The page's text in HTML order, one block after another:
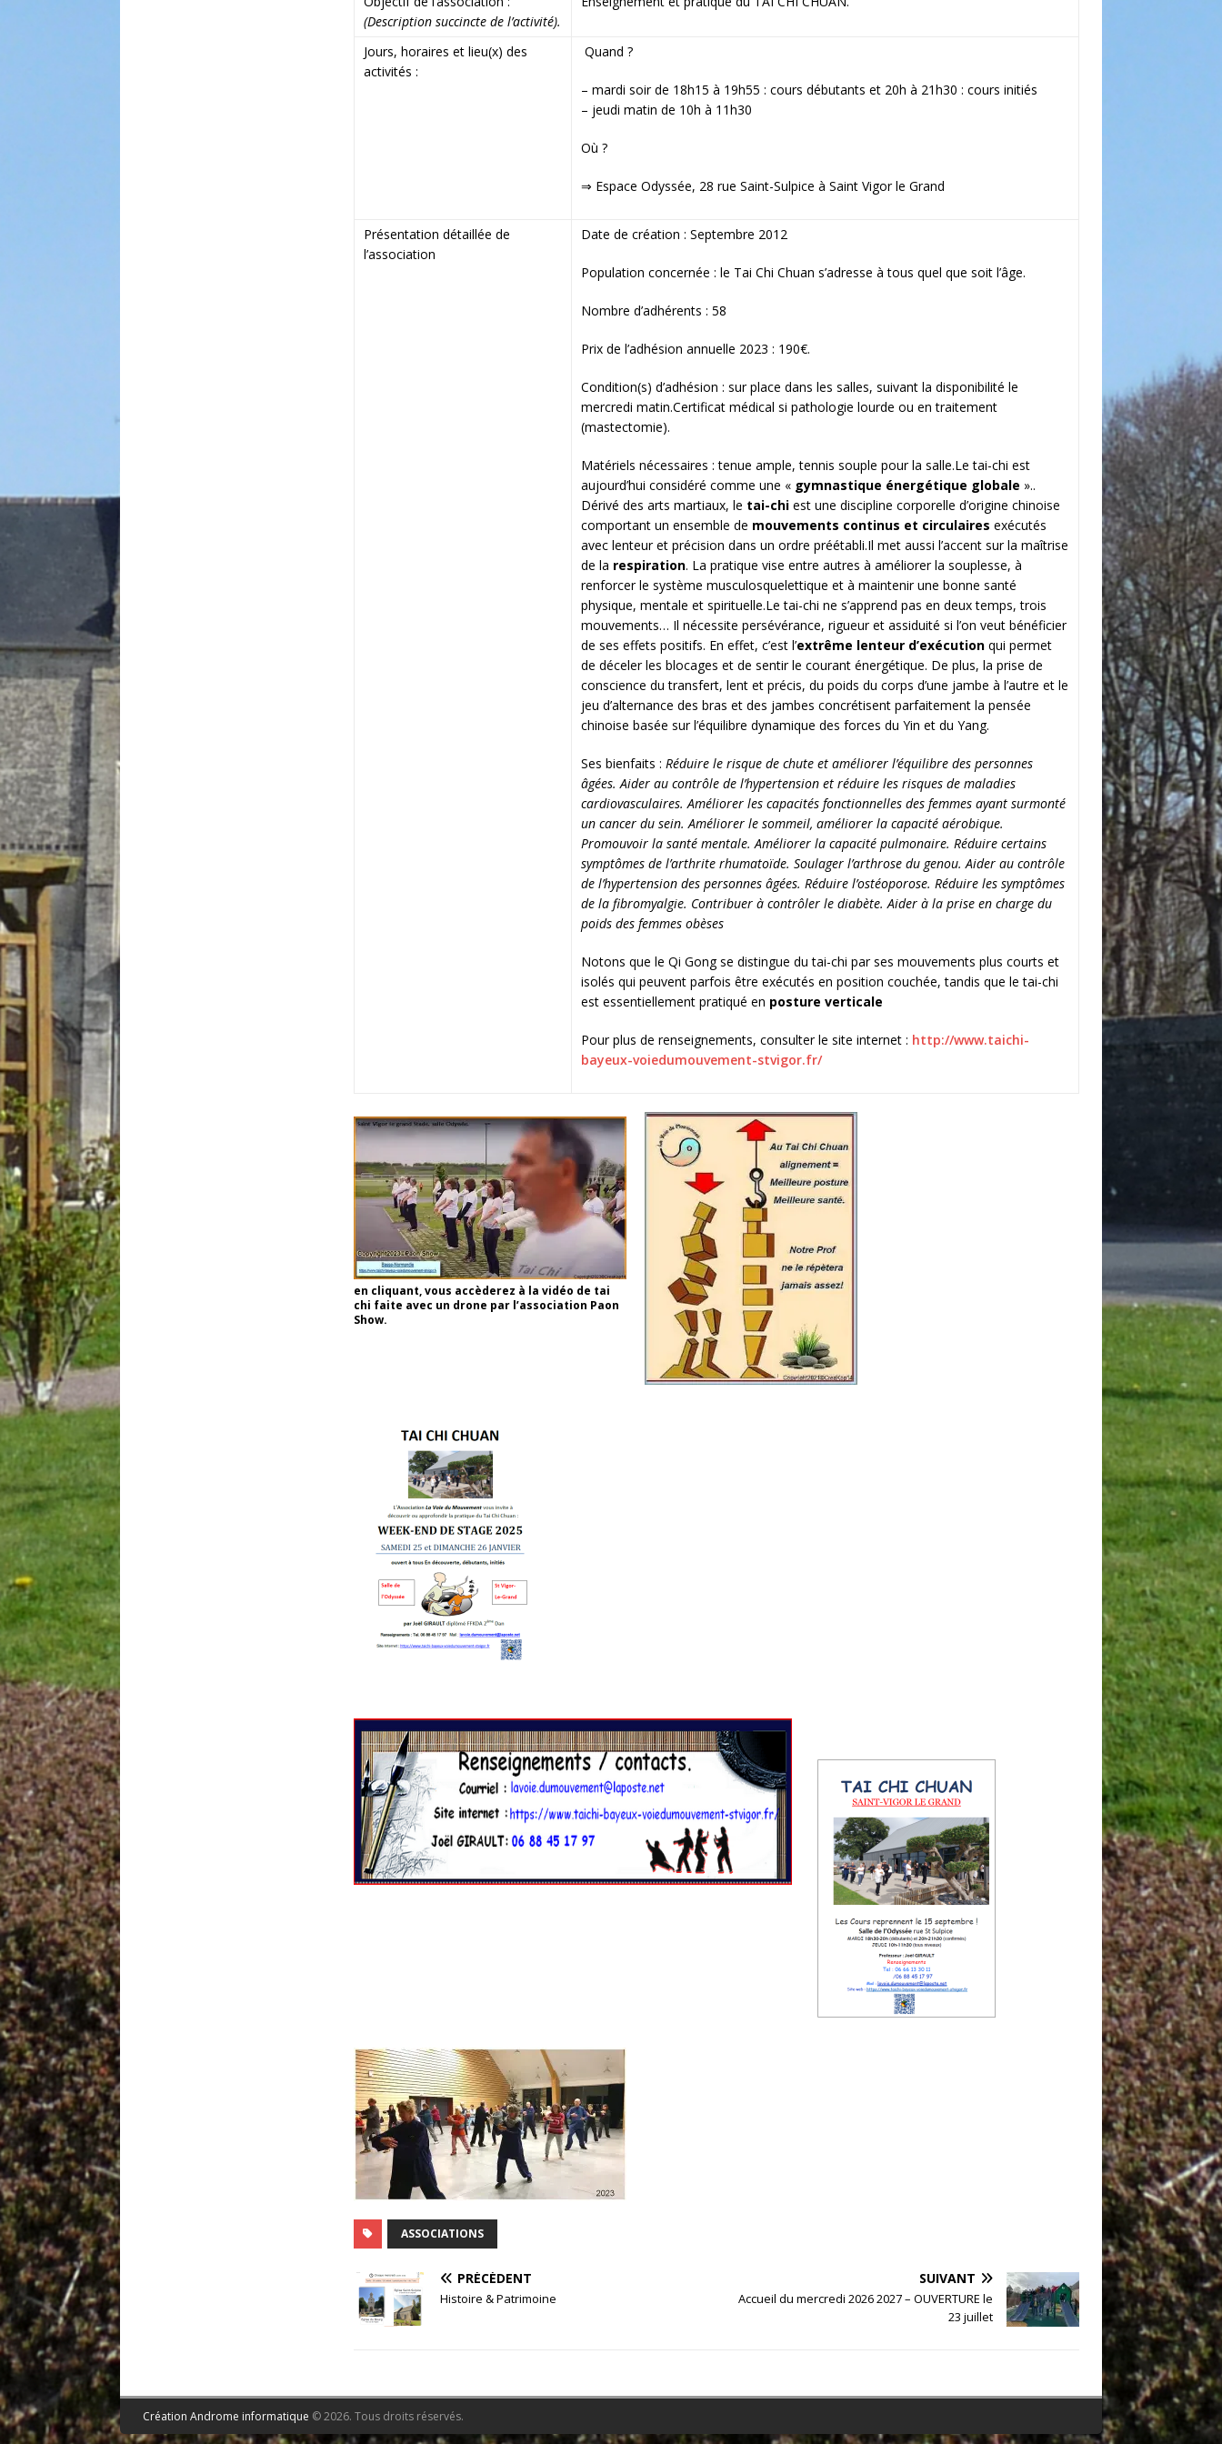
(Description succincte de l’activité).
Jours, horaires et lieu(x) des
activités :
Quand ?
– mardi soir de 18h15 à 19h55 : cours débutants et 20h à 21h30 : cours initiés
– jeudi matin de 10h à 11h30
Où ?
⇒ Espace Odyssée, 28 rue Saint-Sulpice à Saint Vigor le Grand
Présentation détaillée de
l’association
Date de création : Septembre 2012
Population concernée : le Tai Chi Chuan s’adresse à tous quel que soit l’âge.
Nombre d’adhérents : 58
Prix de l’adhésion annuelle 2023 : 190€.
Condition(s) d’adhésion : sur place dans les salles, suivant la disponibilité le
mercredi matin.Certificat médical si pathologie lourde ou en traitement
(mastectomie).
Matériels nécessaires : tenue ample, tennis souple pour la salle.Le tai-chi est
aujourd’hui considéré comme une « gymnastique énergétique globale »..
Dérivé des arts martiaux, le tai-chiest une discipline corporelle d’origine chinoise
comportant un ensemble de mouvements continus et circulaires exécutés
avec lenteur et précision dans un ordre préétabli.Il met aussi l’accent sur la maîtrise
de la respiration. La pratique vise entre autres à améliorer la souplesse, à
renforcer le système musculosquelettique et à maintenir une bonne santé
physique, mentale et spirituelle.Le tai-chi ne s’apprend pas en deux temps, trois
mouvements… Il nécessite persévérance, rigueur et assiduité si l’on veut bénéficier
de ses effets positifs. En effet, c’est l’extrême lenteur d’exécutionqui permet
de déceler les blocages et de sentir le courant énergétique. De plus, la prise de
conscience du transfert, lent et précis, du poids du corps d’une jambe à l’autre et le
jeu d’alternance des bras et des jambes concrétisent parfaitement la pensée
chinoise basée sur l’équilibre dynamique des forces du Yin et du Yang.
Ses bienfaits : Réduire le risque de chute et améliorer l’équilibre des personnes
âgées. Aider au contrôle de l’hypertension et réduire les risques de maladies
cardiovasculaires. Améliorer les capacités fonctionnelles des femmes ayant surmonté
un cancer du sein. Améliorer le sommeil, améliorer la capacité aérobique.
Promouvoir la santé mentale. Améliorer la capacité pulmonaire. Réduire certains
symptômes de l’arthrite rhumatoïde. Soulager l’arthrose du genou. Aider au contrôle
de l’hypertension des personnes âgées. Réduire l’ostéoporose. Réduire les symptômes
de la fibromyalgie. Contribuer à contrôler le diabète. Aider à la prise en charge du
poids des femmes obèses
Notons que le Qi Gong se distingue du tai-chi par ses mouvements plus courts et
isolés qui peuvent parfois être exécutés en position couchée, tandis que le tai-chi
est essentiellement pratiqué en posture verticale
Pour plus de renseignements, consulter le site internet : http://www.taichi-
bayeux-voiedumouvement-stvigor.fr/
en cliquant, vous accèderez à la vidéo de tai
chi faite avec un drone par l’association Paon
Show.
ASSOCIATIONS
PRÉCÉDENT
Histoire & Patrimoine
SUIVANT
Accueil du mercredi 2026 2027 – OUVERTURE le
23 juillet
Création Androme informatique © 2026. Tous droits réservés.